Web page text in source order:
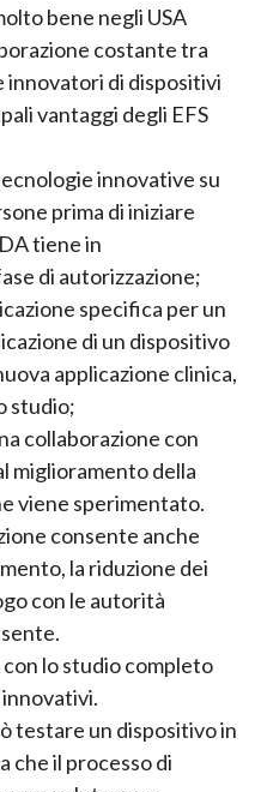
bene negli USA
costante tra
innovatori di dispositivi
vantaggi degli EFS
innovative su
prima di iniziare
tiene in
di autorizzazione;
specifica per un
di un dispositivo
applicazione clinica,
studio;
collaborazione con
miglioramento della
viene sperimentato.
consente anche
la riduzione dei
con le autorità
lo studio completo
testare un dispositivo in
che il processo di